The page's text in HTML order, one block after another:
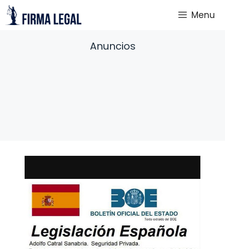
Saltar
al
Menu
Anuncios